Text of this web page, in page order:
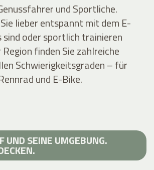
und Sportliche.
lieber entspannt mit dem E-
sind oder sportlich trainieren
finden Sie zahlreiche
Schwierigkeitsgraden – für
und E-Bike.
UND SEINE UMGEBUNG.